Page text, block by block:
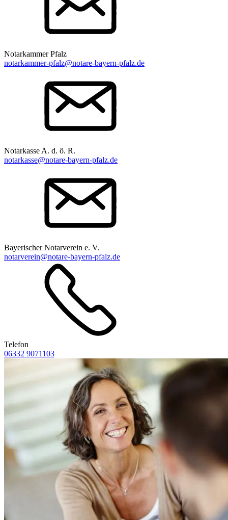
Notarkammer Pfalz
notarkammer-pfalz@notare-bayern-pfalz.de
Notarkasse A. d. ö. R.
notarkasse@notare-bayern-pfalz.de
Bayerischer Notarverein e. V.
notarverein@notare-bayern-pfalz.de
Telefon
06332 9071103